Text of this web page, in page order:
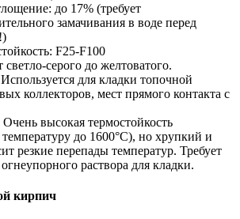
до 17% (требует
замачивания в воде перед
F25-F100
серого до желтоватого.
Используется для кладки топочной
коллекторов, мест прямого контакта с
Очень высокая термостойкость
до 1600°C), но хрупкий и
резкие перепады температур. Требует
раствора для кладки.
кирпич